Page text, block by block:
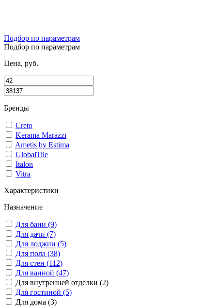
Подбор по параметрам
Подбор по параметрам
Цена, руб.
Бренды
Creto
Kerama Marazzi
Ametis by Estima
GlobalTile
Italon
Vitra
Характеристики
Назначение
Для бани (9)
Для дачи (7)
Для лоджии (5)
Для пола (38)
Для стен (112)
Для ванной (47)
Для внутренней отделки (2)
Для гостиной (5)
Для дома (3)